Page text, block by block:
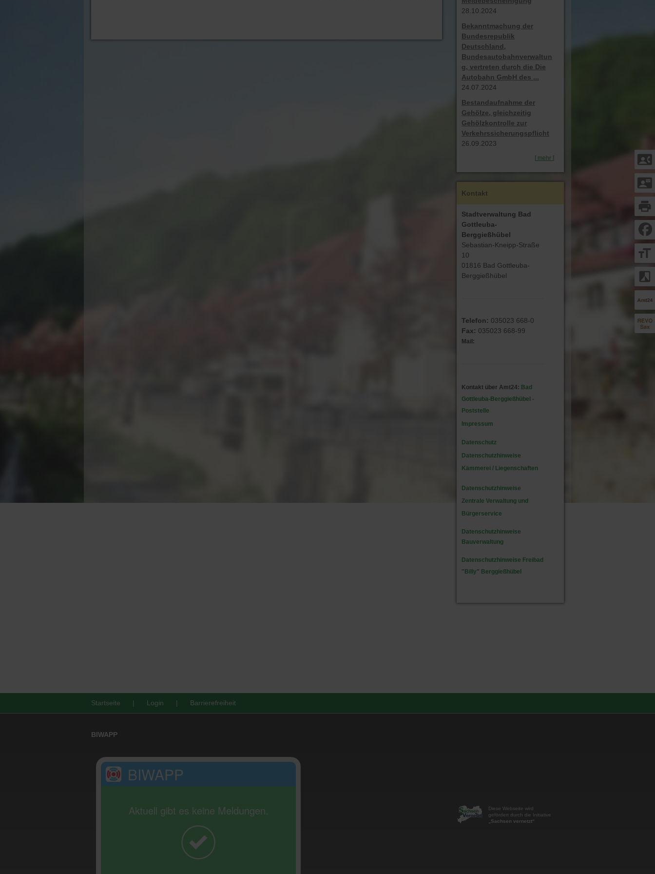
contact_phone
contact_mail
print
format_size
filter_b_and_w
28.10.2024
Bekanntmachung der
Bundesrepublik
Deutschland,
Bundesautobahnverwaltun
g, vertreten durch die Die
Autobahn GmbH des ...
24.07.2024
Bestandaufnahme der
Gehölze, gleichzeitig
Gehölzkontrolle zur
Verkehrssicherungspflicht
26.09.2023
[ mehr ]
Kontakt
Stadtverwaltung Bad
Gottleuba-
Berggießhübel
Sebastian-Kneipp-Straße
10
01816 Bad Gottleuba-
Berggießhübel
Telefon: 035023 668-0
Fax: 035023 668-99
Mail:
Kontakt über Amt24: Bad
Gottleuba-Berggießhübel -
Poststelle
Impressum
Datenschutz
Datenschutzhinweise
Kämmerei / Liegenschaften
Datenschutzhinweise
Zentrale Verwaltung und
Bürgerservice
Datenschutzhinweise
Bauverwaltung
Datenschutzhinweise Freibad
"Billy" Berggießhübel
Startseite Login Barrierefreiheit
BIWAPP
BIWAPP
Aktuell gibt es keine Meldungen.
Diese Webseite wird
gefördert durch die Initiative
„Sachsen vernetzt“